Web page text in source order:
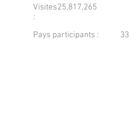
Visites
:
25,817,265
Pays participants : 33